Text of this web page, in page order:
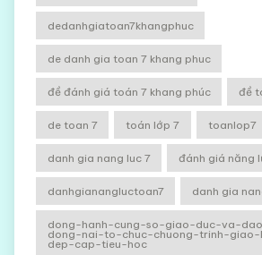
dedanhgiatoan7khangphuc
de danh gia toan 7 khang phuc
đề đánh giá toán 7 khang phúc đề
de toan 7 toán lớp 7 toanlop7
danh gia nang luc 7 đánh giá năng
danhgianangluctoan7 danh gia
dong-hanh-cung-so-giao-duc-va-
dong-nai-to-chuc-chuong-trinh-
dep-cap-tieu-hoc